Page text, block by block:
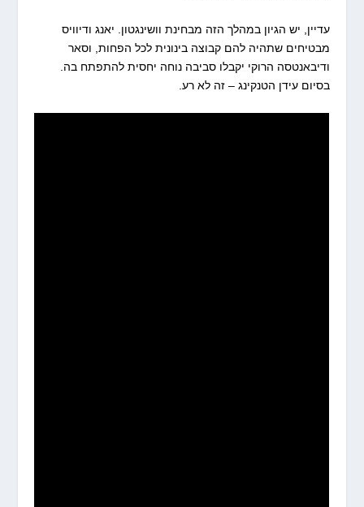
עדיין, יש הגיון במהלך הזה מבחינת וושינגטון. יאנג ודיוויס
מבטיחים שתהיה להם קבוצה בינונית לכל הפחות, וסאר
ודיבאנטסה הרוקי יקבלו סביבה נוחה יחסית להתפתח בה.
בסיום עידן הטנקינג – זה לא רע.